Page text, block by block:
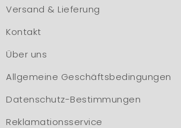
Versand & Lieferung
Kontakt
Über uns
Allgemeine Geschäftsbedingungen
Datenschutz-Bestimmungen
Reklamationsservice